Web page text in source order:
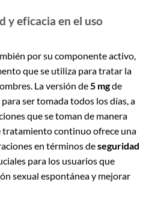
y eficacia en el uso
por su componente activo,
que se utiliza para tratar la
La versión de5 mgde
ser tomada todos los días, a
que se toman de manera
tratamiento continuo ofrece una
en términos deseguridad
para los usuarios que
sexual espontánea y mejorar